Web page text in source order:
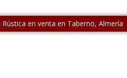
Rústica en venta en Taberno, Almería